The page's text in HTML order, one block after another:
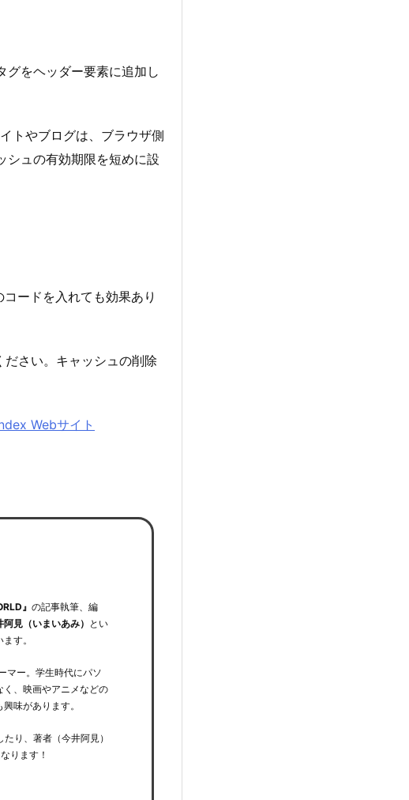
グをヘッダー要素に追加し
トやブログは、ブラウザ側
シュの有効期限を短めに設
ードを入れても効果あり
ださい。キャッシュの削除
Webサイト
』 の記事執筆、編
阿見（いまいあみ） とい
す。
マー。学生時代にパソ
、映画やアニメなどの
味があります。
り、著者（今井阿見）
ります！